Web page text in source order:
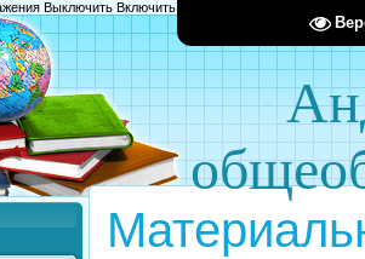
Выключить Включить